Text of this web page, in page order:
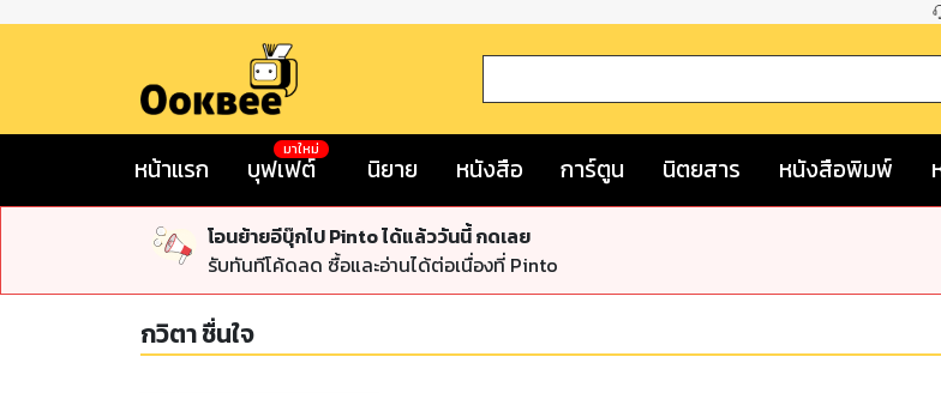
หน้าแรก บุฟเฟต์
มาใหม่
นิยาย หนังสือ การ์ตูน นิตยสาร หนังสือพิมพ์
โอนย้ายอีบุ๊กไป Pinto ได้แล้ววันนี้ กดเลย
รับทันทีโค้ดลด ซื้อและอ่านได้ต่อเนื่องที่ Pinto
กวิตา ชื่นใจ